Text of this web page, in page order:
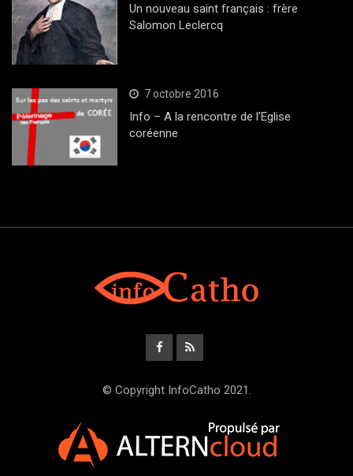
Un nouveau saint français : frère
Salomon Leclercq
7 octobre 2016
Info – A la rencontre de l’Eglise
coréenne
© Copyright InfoCatho 2021.